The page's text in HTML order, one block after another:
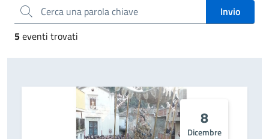
Cerca una parola chiave
5eventi trovati
8
Dicembre